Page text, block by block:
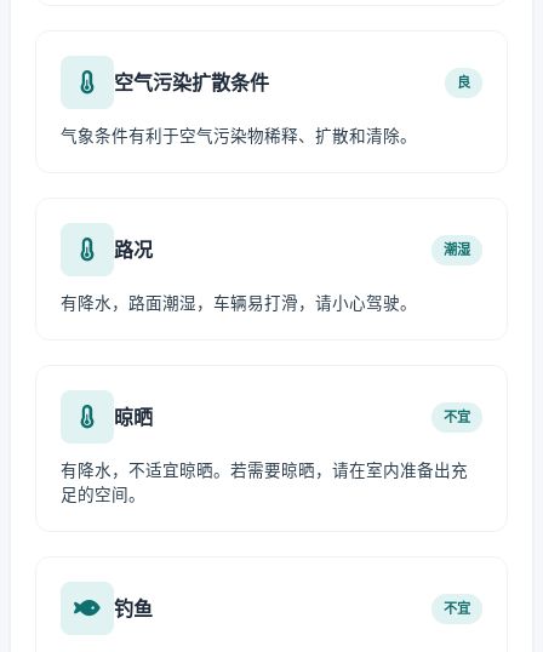
空气污染扩散条件 良
气象条件有利于空气污染物稀释、扩散和清除。
路况 潮湿
有降水，路面潮湿，车辆易打滑，请小心驾驶。
晾晒 不宜
有降水，不适宜晾晒。若需要晾晒，请在室内准备出充
足的空间。
钓鱼 不宜